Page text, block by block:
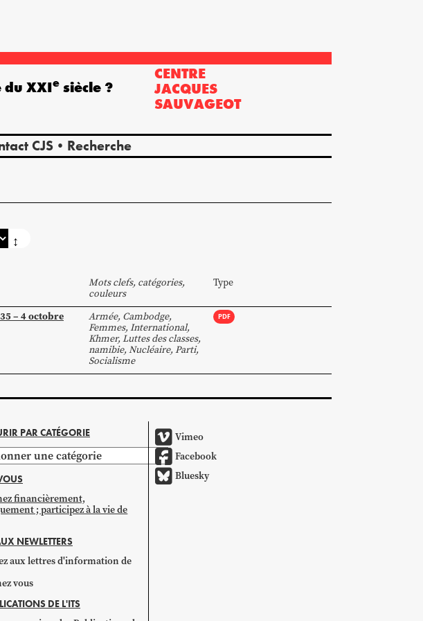
CENTRE
JACQUES
SAUVAGEOT
CJS Recherche
du XXIe siècle ?
↕
Mots clefs, catégories,
couleurs
Type
– 4 octobre Armée, Cambodge,
Femmes, International,
Khmer, Luttes des classes,
namibie, Nucléaire, Parti,
Socialisme
PDF
PAR CATÉGORIE
financièrement,
; participez à la vie de
NEWLETTERS
aux lettres d'information de
vous
DE L'ITS
Vimeo
Facebook
Bluesky